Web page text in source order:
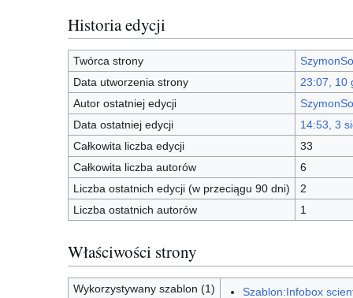
Historia edycji
Twórca strony
Data utworzenia strony
23:07, 10
Autor ostatniej edycji
Data ostatniej edycji
14:53, 3
Całkowita liczba edycji
33
Całkowita liczba autorów
6
Liczba ostatnich edycji (w przeciągu 90 dni)
2
Liczba ostatnich autorów
1
Właściwości strony
Wykorzystywany szablon (1) Szablon:Infobox